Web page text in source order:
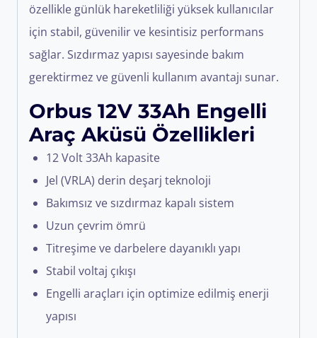
özellikle günlük hareketliliği yüksek kullanıcılar
için stabil, güvenilir ve kesintisiz performans
sağlar. Sızdırmaz yapısı sayesinde bakım
gerektirmez ve güvenli kullanım avantajı sunar.
Orbus 12V 33Ah Engelli
Araç Aküsü Özellikleri
12 Volt 33Ah kapasite
Jel (VRLA) derin deşarj teknoloji
Bakımsız ve sızdırmaz kapalı sistem
Uzun çevrim ömrü
Titreşime ve darbelere dayanıklı yapı
Stabil voltaj çıkışı
Engelli araçları için optimize edilmiş enerji
yapısı